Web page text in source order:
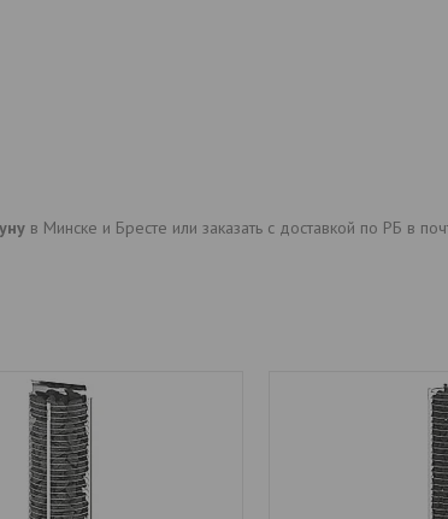
в Минске и Бресте или заказать с доставкой по РБ в